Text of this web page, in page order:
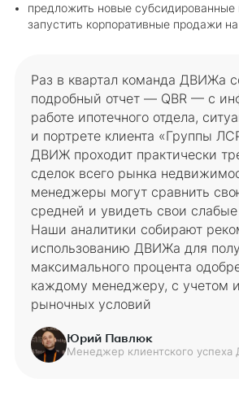
предложить новые
запустить корпоративные продажи
Раз в квартал команда ДВИЖа
подробный отчет — QBR — с
работе ипотечного отдела,
и портрете клиента «Группы
ДВИЖ проходит практически
сделок всего рынка
менеджеры могут сравнить
средней и увидеть свои
Наши аналитики собирают
использованию ДВИЖа для
максимального процента
каждому менеджеру, с учетом
рыночных условий
Юрий Павлюк
Менеджер клиентского